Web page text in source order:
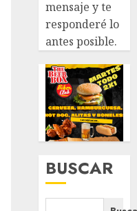
mensaje y te
responderé lo
antes posible.
BUSCAR